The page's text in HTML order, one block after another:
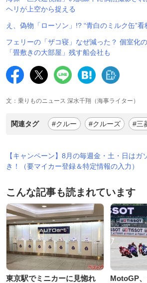
ヘリが上空から捉える
え、偽物「ローソン」!? “青白のミルク缶”
フェリーの「ザコ寝」なぜ減った？ 個室化
「畳敷きの大部屋」残す船会社も
文：乗りものニュース 深水千翔（海事ライター）
関連タグ #クルー #クルーズ #三
【キャンペーン】8月の毎週金・土・日はガ
き！（要マイカー登録＆特定情報の入力）
こんな記事も読まれています
東京駅でミニカーに見惚れ
MotoGP